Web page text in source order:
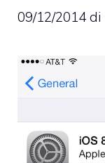
09/12/2014 di